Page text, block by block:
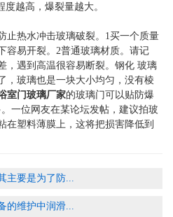
越高，爆裂量越大。
止热水冲击玻璃破裂。1买一个质量
容易开裂。2普通玻璃材质。请记
，遇到高温很容易断裂。钢化 玻璃
，玻璃也是一块大小均匀，没有棱
室门玻璃厂家的玻璃门可以贴防爆
一位网友在某论坛发帖，建议拍玻
在塑料薄膜上，这将把损害降低到
主要是为了防...
的维护中润滑...